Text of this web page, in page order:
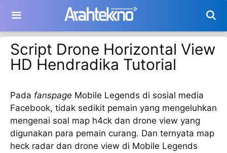
isi
Script Drone Horizontal View
HD Hendradika Tutorial
Pada fanspage Mobile Legends di sosial media
Facebook, tidak sedikit pemain yang mengeluhkan
mengenai soal map h4ck dan drone view yang
digunakan para pemain curang. Dan ternyata map
heck radar dan drone view di Mobile Legends